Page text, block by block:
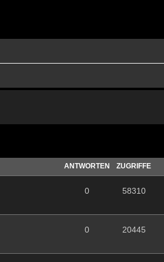
ANTWORTEN ZUGRIFFE
0 58310
0 20445